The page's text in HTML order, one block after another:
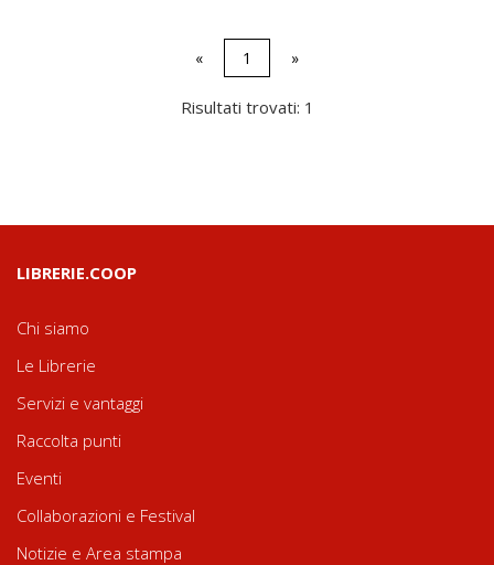
« 1 »
Risultati trovati: 1
LIBRERIE.COOP
Chi siamo
Le Librerie
Servizi e vantaggi
Raccolta punti
Eventi
Collaborazioni e Festival
Notizie e Area stampa